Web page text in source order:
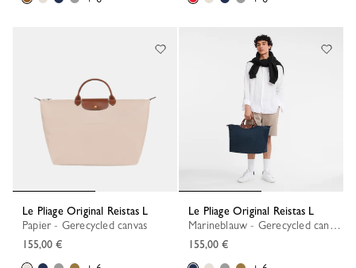
Le Pliage Original Reistas L
Papier - Gerecycled canvas
155,00 €
Le Pliage Original Reistas L
Marineblauw - Gerecycled canvas
155,00 €